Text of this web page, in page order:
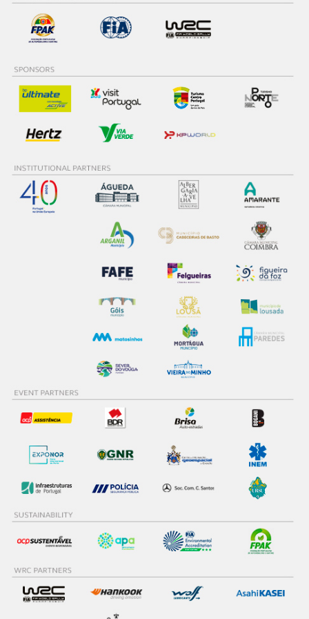
dados pessoais serão realizadas apenas com o seu
consentimento e quando tal se afigure estritamente
necessário no contexto dos serviços a prestar.
Realçamos que o bloqueio de certo tipo de Cookies e
tecnologias similares pode ter impacto na sua
experiência de navegação no Website e nos serviços